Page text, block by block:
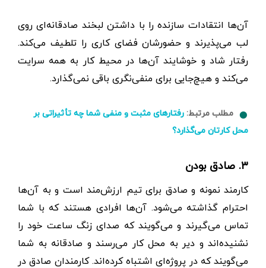
آن‌ها انتقادات سازنده را با داشتن لبخند صادقانه‌ای روی
لب می‌پذیرند و حضورشان فضای کاری را تلطیف می‌کند.
رفتار شاد و خوشایند آن‌ها در محیط کار به همه سرایت
می‌کند و هیچ‌جایی برای منفی‌نگری باقی نمی‌گذارد.
مطلب مرتبط: رفتارهای مثبت و منفی شما چه تأثیراتی بر
محل کارتان می‌گذارد؟
۳. صادق بودن
کارمند نمونه و صادق برای تیم ارزش‌مند است و به آن‌ها
احترام گذاشته می‌شود. آن‌ها افرادی هستند که با شما
تماس می‌گیرند و می‌گویند که صدای زنگ ساعت خود را
نشنیده‌اند و دیر به محل کار می‌رسند و صادقانه به شما
می‌گویند که در پروژه‌ای اشتباه کرده‌اند. کارمندان صادق در